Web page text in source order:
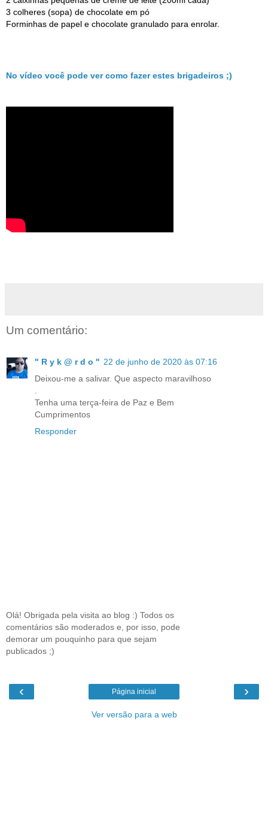
3 colheres (sopa) de chocolate em pó
Forminhas de papel e chocolate granulado para enrolar.
No vídeo você pode ver como fazer estes brigadeiros ;)
Um comentário:
" R y k @ r d o " 22 de junho de 2020 às 07:16
Deixou-me a salivar. Que aspecto maravilhoso
Tenha uma terça-feira de Paz e Bem
Cumprimentos
Responder
Olá! Obrigada pela visita ao blog :) Todos os
comentários são moderados e, por isso, pode
demorar um pouquinho para que sejam
publicados ;)
‹ ›
Página inicial
Ver versão para a web